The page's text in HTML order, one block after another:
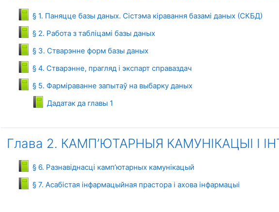
§ 1. Паняцце базы даных. Сістэма кіравання базамі даных (СКБД)
Книга
§ 2. Работа з табліцамі базы даных
Книга
§ 3. Стварэнне форм базы даных
Книга
§ 4. Стварэнне, прагляд і экспарт справаздач
Книга
§ 5. Фарміраванне запытаў на выбарку даных
Книга
Дадатак да главы 1
Книга
Глава 2. КАМП’ЮТАРНЫЯ КАМУНІКАЦЫІ І
§ 6. Разнавіднасці камп’ютарных камунікацый
Книга
§ 7. Асабістая інфармацыйная прастора і ахова інфармацыі
Книга